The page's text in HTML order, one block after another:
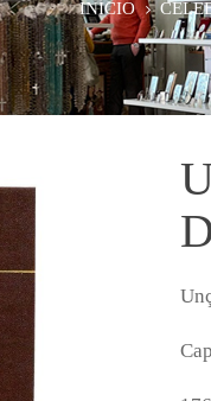
INÍCIO